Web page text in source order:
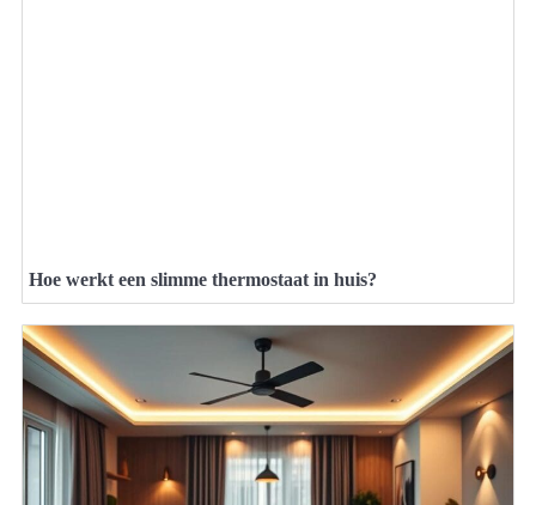
Hoe werkt een slimme thermostaat in huis?